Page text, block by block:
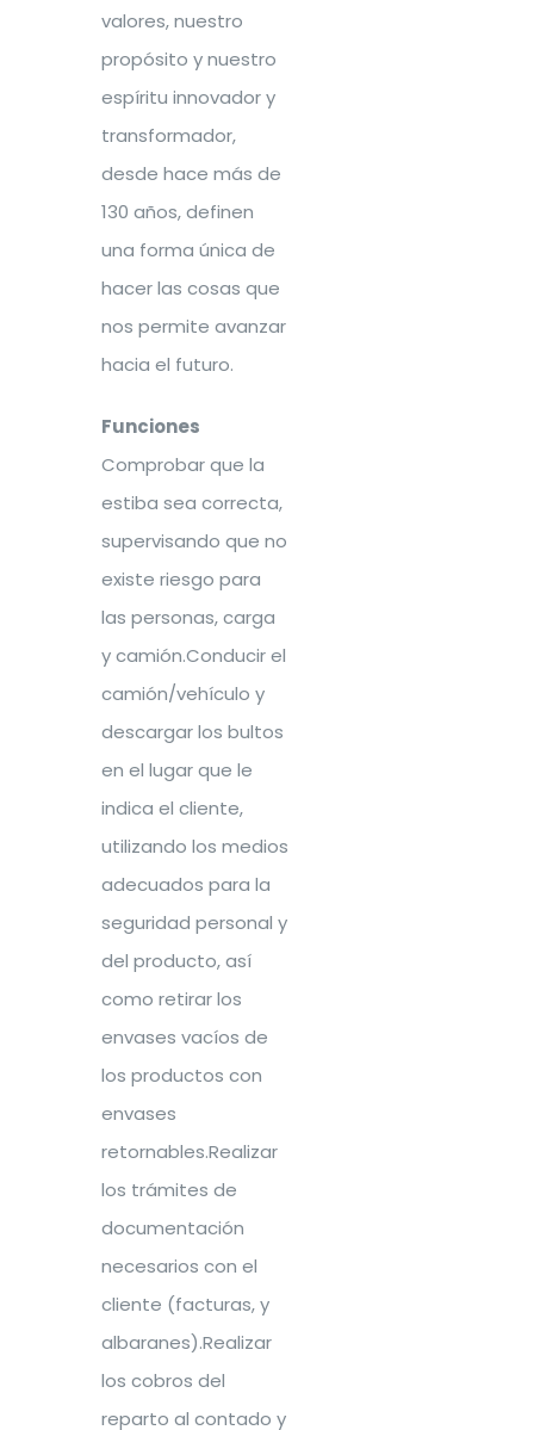
valores, nuestro
propósito y nuestro
espíritu innovador y
transformador,
desde hace más de
130 años, definen
una forma única de
hacer las cosas que
nos permite avanzar
hacia el futuro.
Funciones
Comprobar que la
estiba sea correcta,
supervisando que no
existe riesgo para
las personas, carga
y camión.Conducir el
camión/vehículo y
descargar los bultos
en el lugar que le
indica el cliente,
utilizando los medios
adecuados para la
seguridad personal y
del producto, así
como retirar los
envases vacíos de
los productos con
envases
retornables.Realizar
los trámites de
documentación
necesarios con el
cliente (facturas, y
albaranes).Realizar
los cobros del
reparto al contado y